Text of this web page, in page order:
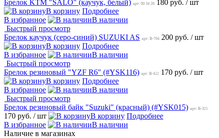
Брелок KTM "SALO" (каучук, белый) арт: 00 34 26 180 руб. / шт
В корзину Подробнее
В избранное
В наличии
Быстрый просмотр
Брелок каучук (серо-синий) SUZUKI AS арт: B-704 200 руб. / шт
В корзину Подробнее
В избранное
В наличии
Быстрый просмотр
Брелок резиновый "YZF R6" (#YSK116) арт: B-412 170 руб. / шт
В корзину Подробнее
В избранное
В наличии
Быстрый просмотр
Брелок резиновый байк "Suzuki" (красный) (#YSK015) арт: B-321
170 руб. / шт В корзину Подробнее
В избранное
В наличии
Наличие в магазинах